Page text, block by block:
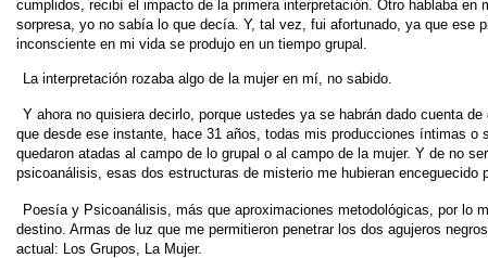
cumplidos, recibí el impacto de la primera interpretación. Otro hablaba en
sorpresa, yo no sabía lo que decía. Y, tal vez, fui afortunado, ya que ese
inconsciente en mi vida se produjo en un tiempo grupal.
La interpretación rozaba algo de la mujer en mí, no sabido.
Y ahora no quisiera decirlo, porque ustedes ya se habrán dado cuenta de
que desde ese instante, hace 31 años, todas mis producciones íntimas o
quedaron atadas al campo de lo grupal o al campo de la mujer. Y de no
psicoanálisis, esas dos estructuras de misterio me hubieran enceguecido
Poesía y Psicoanálisis, más que aproximaciones metodológicas, por lo
destino. Armas de luz que me permitieron penetrar los dos agujeros
actual: Los Grupos, La Mujer.